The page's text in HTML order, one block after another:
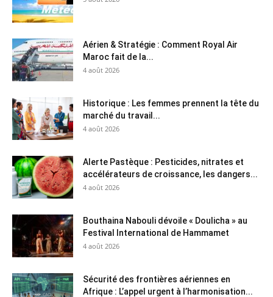
Aérien & Stratégie : Comment Royal Air
Maroc fait de la...
4 août 2026
Historique : Les femmes prennent la tête du
marché du travail...
4 août 2026
Alerte Pastèque : Pesticides, nitrates et
accélérateurs de croissance, les dangers...
4 août 2026
Bouthaina Nabouli dévoile « Doulicha » au
Festival International de Hammamet
4 août 2026
Sécurité des frontières aériennes en
Afrique : L’appel urgent à l’harmonisation...